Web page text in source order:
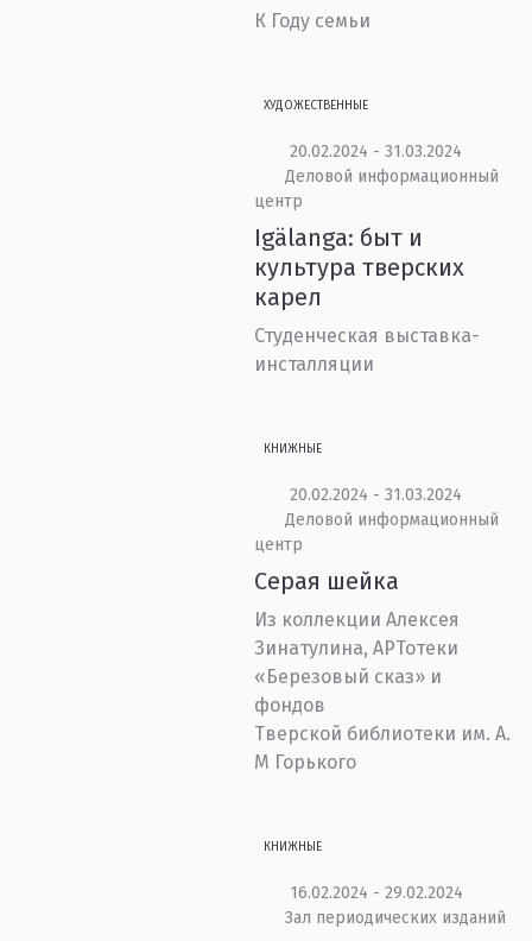
К Году семьи
ХУДОЖЕСТВЕННЫЕ
20.02.2024 - 31.03.2024
Деловой информационный
центр
Igälanga: быт и
культура тверских
карел
Студенческая выставка-
инсталляции
КНИЖНЫЕ
20.02.2024 - 31.03.2024
Деловой информационный
центр
Серая шейка
Из коллекции Алексея
Зинатулина, АРТотеки
«Березовый сказ» и
фондов
Тверской библиотеки им. А.
М Горького
КНИЖНЫЕ
16.02.2024 - 29.02.2024
Зал периодических изданий